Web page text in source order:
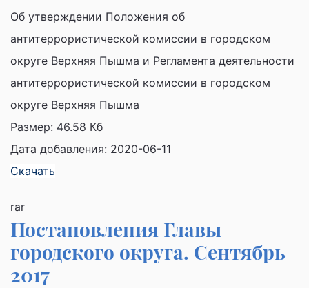
Об утверждении Положения об
антитеррористической комиссии в городском
округе Верхняя Пышма и Регламента деятельности
антитеррористической комиссии в городском
округе Верхняя Пышма
Размер: 46.58 Кб
Дата добавления: 2020-06-11
Скачать
rar
Постановления Главы
городского округа. Сентябрь
2017